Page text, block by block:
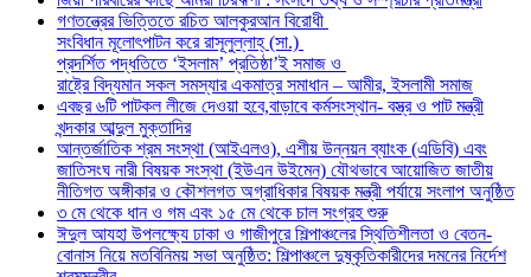
গণতন্ত্রের ভিত্তিতে রচিত আলকুরআন বিরোধী
সংবিধান মূলোৎপাটন করে রাসূলুল্লাহ্ (সা.)
প্রদর্শিত পদ্ধতিতে ‘ইসলাম’ প্রতিষ্ঠা’ই সমাজ ও
রাষ্ট্রে বিদ্যমান সকল সমস্যার একমাত্র সমাধান – আমীর, ইসলামী সমাজ
এবছর ৬টি পাটকল লীজে দেওয়া হবে,বাড়াবে কর্মসংস্থান- বস্ত্র ও পাট মন্ত্রী
খন্দকার আব্দুল মুক্তাদির
আন্তর্জাতিক শ্রম সংস্থা (আইএলও), এশীয় উন্নয়ন ব্যাংক (এডিবি) এবং
জাতিসংঘ নারী বিষয়ক সংস্থা (ইউএন উইমেন) যৌথভাবে আয়োজিত জাতীয়
নীতিগত অঙ্গীকার ও কৌশলগত অগ্রাধিকার বিষয়ক মন্ত্রী পর্যায়ে সংলাপ অনুষ্ঠিত
৩ মে থেকে ধান ও গম এবং ১৫ মে থেকে চাল সংগ্রহ শুরু
ঈদুল আযহা উপলক্ষ্যে ঢাকা ও গাজীপুরে শিল্পাঞ্চলের স্থিতিশীলতা ও বেতন-
বোনাস নিয়ে মতবিনিময় সভা অনুষ্ঠিত: শিল্পাঞ্চলে দুষ্কৃতিকারীদের দমনের নির্দেশ